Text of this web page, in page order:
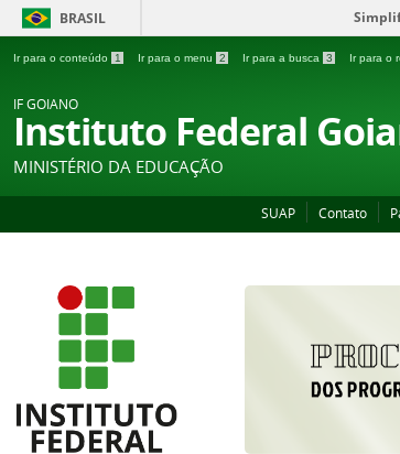
BRASIL
Ir para o conteúdo 1 Ir para o menu 2 Ir para a busca 3 Ir para o
IF GOIANO
Instituto Federal
MINISTÉRIO DA EDUCAÇÃO
SUAP Contato